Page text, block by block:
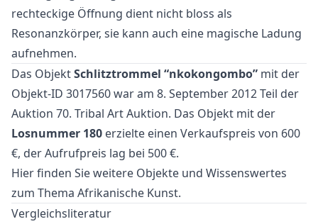
rechteckige Öffnung dient nicht bloss als
Resonanzkörper, sie kann auch eine magische Ladung
aufnehmen.
Das ObjektSchlitztrommel “nkokongombo” mit der
Objekt-ID 3017560 war am 8. September 2012 Teil der
Auktion 70. Tribal Art Auktion. Das Objekt mit der
Losnummer 180 erzielte einen Verkaufspreis von 600
€, der Aufrufpreis lag bei 500 €.
Hier finden Sie weitere Objekte und Wissenswertes
zum Thema Afrikanische Kunst.
Vergleichsliteratur